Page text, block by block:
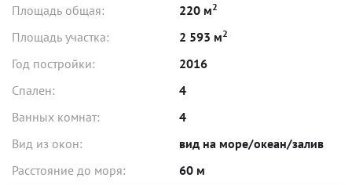
Площадь общая:
220 м2
Площадь участка: 2 593 м2
Год постройки:
2016
Спален:
4
Ванных комнат:
4
Вид из окон:
вид на море/океан/залив
Расстояние до моря:
60 м